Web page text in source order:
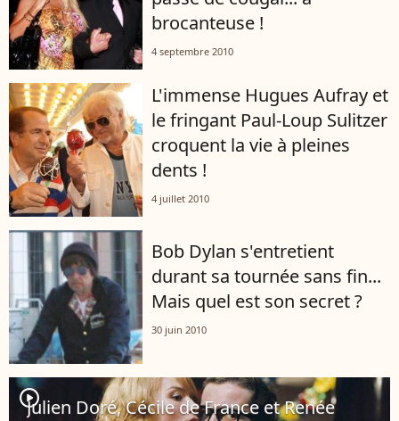
brocanteuse !
4 septembre 2010
L'immense Hugues Aufray et
le fringant Paul-Loup Sulitzer
croquent la vie à pleines
dents !
4 juillet 2010
Bob Dylan s'entretient
durant sa tournée sans fin...
Mais quel est son secret ?
30 juin 2010
player2
Julien Doré, Cécile de France et Renée